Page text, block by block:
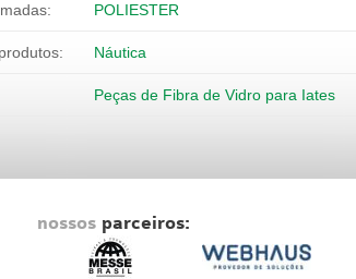
POLIESTER
Náutica
Peças de Fibra de Vidro para Iates
nossos parceiros: